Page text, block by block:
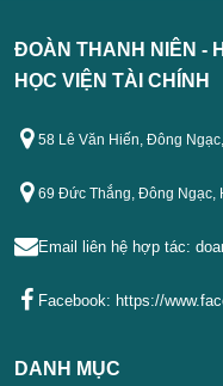
ĐOÀN THANH NIÊN -
HỌC VIỆN TÀI CHÍNH
58 Lê Văn Hiến, Đông
69 Đức Thắng, Đông Ngạc,
Email liên hệ hợp tác:
Facebook: https://
DANH MỤC